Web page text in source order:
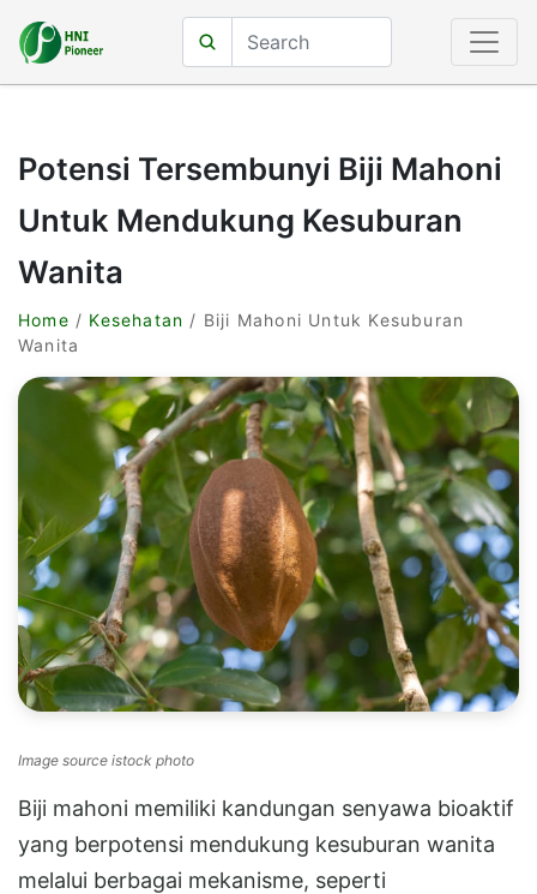
Potensi Tersembunyi Biji Mahoni
Untuk Mendukung Kesuburan
Wanita
Home / Kesehatan / Biji Mahoni Untuk Kesuburan
Wanita
Image source istock photo
Biji mahoni memiliki kandungan senyawa bioaktif
yang berpotensi mendukung kesuburan wanita
melalui berbagai mekanisme, seperti